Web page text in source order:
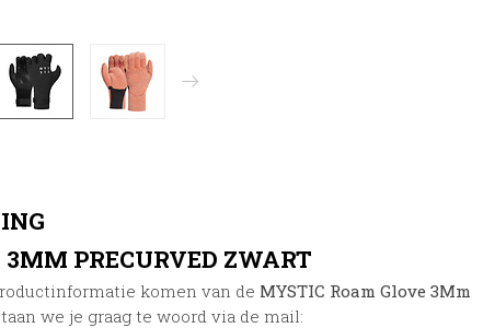
PRECURVED ZWART
komen van de MYSTIC Roam Glove 3Mm
we je graag te woord via de mail: